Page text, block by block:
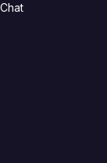
Chat